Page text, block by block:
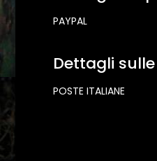
PAYPAL
Dettagli
POSTE ITALIANE